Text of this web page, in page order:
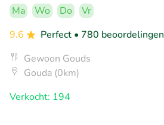
Ma Wo Do
Vr
9.6
Perfect • 780 beoordelingen
Gewoon Gouds
Gouda (0km)
Verkocht: 194